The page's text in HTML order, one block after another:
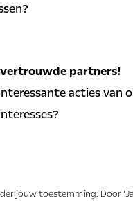
en nieuws
op basis van
vertrouwde partners!
acties van
jouw toestemming. Door